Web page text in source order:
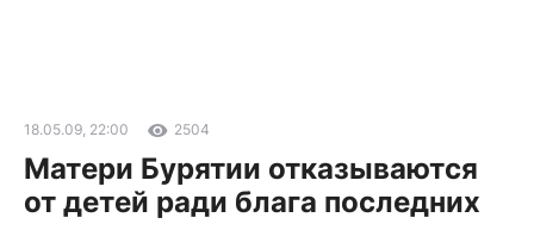
18.05.09, 22:00 2504
Матери Бурятии отказываются
от детей ради блага последних